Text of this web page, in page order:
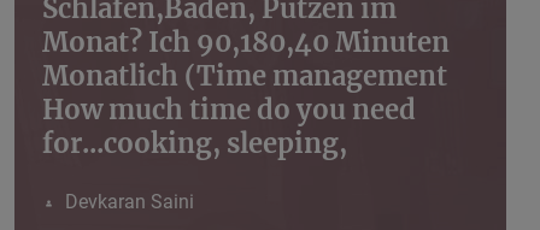
Schlafen,Baden, Putzen im
Monat? Ich 90,180,40 Minuten
Monatlich (Time management
How much time do you need
for...cooking, sleeping,
Devkaran Saini